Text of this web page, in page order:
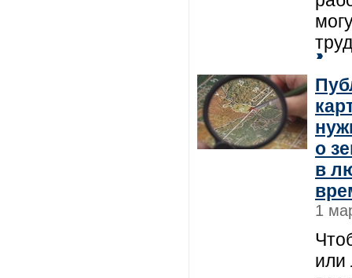
о
в
1
или